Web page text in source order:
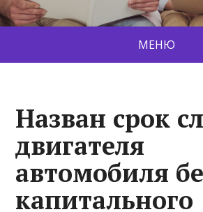
МЕНЮ
Назван срок
двигателя
автомобиля
капитального